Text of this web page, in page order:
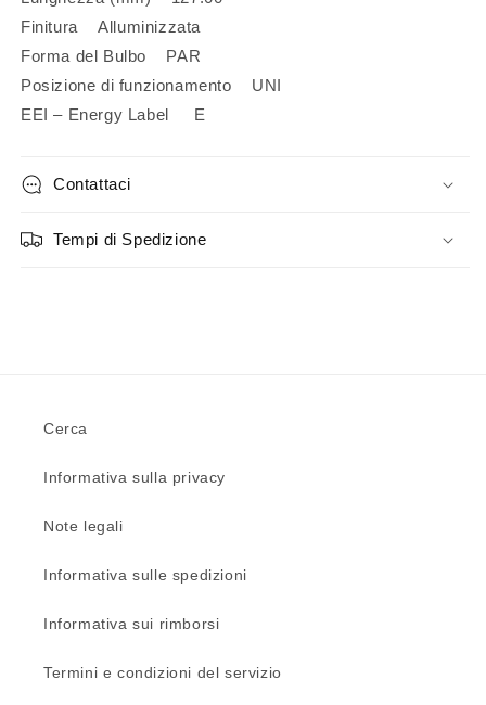
Finitura Alluminizzata
Forma del Bulbo PAR
Posizione di funzionamento UNI
EEI – Energy Label E
Contattaci
Tempi di Spedizione
Cerca
Informativa sulla privacy
Note legali
Informativa sulle spedizioni
Informativa sui rimborsi
Termini e condizioni del servizio